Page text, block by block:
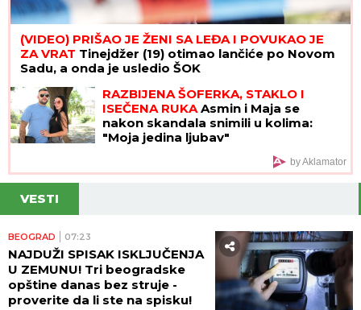
(VIDEO) PRIŠAO JE ŽENI SA LEĐA I POVUKAO JE
ZA VRAT Tinejdžer (19) otimao lančiće po Novom
Sadu, a onda je usledio ŠOK
RAZBIJENA ŠOFERKA, STAKLO I
ISEČENA RUKAAsmin i Maja se
nakon skandala snimili u kolima:
"Moja jedina ljubav"
by Aklamator
VESTI
BEOGRAD 07:23
NAJDUŽI SPISAK ISKLJUČENJA
U ZEMUNU! Tri beogradske
opštine danas bez struje -
proverite da li ste na spisku!